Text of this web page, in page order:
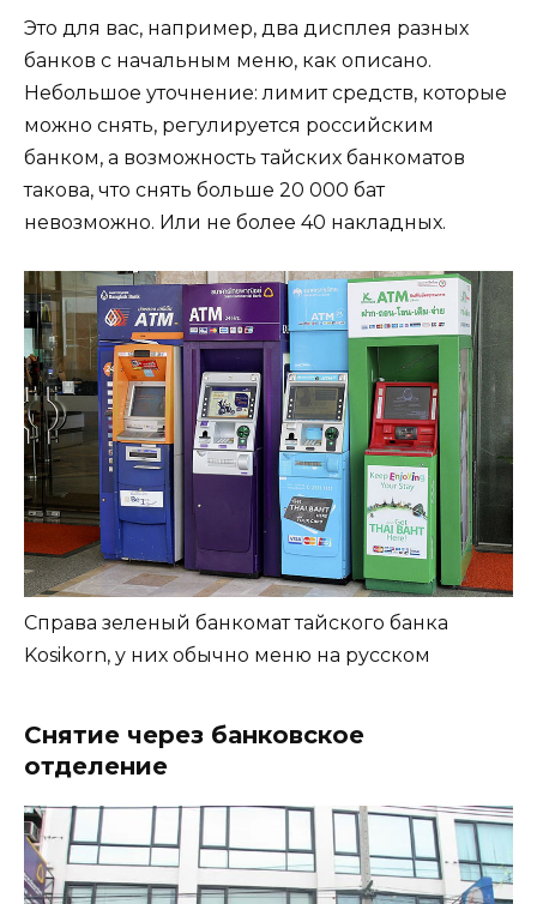
Это для вас, например, два дисплея разных
банков с начальным меню, как описано.
Небольшое уточнение: лимит средств, которые
можно снять, регулируется российским
банком, а возможность тайских банкоматов
такова, что снять больше 20 000 бат
невозможно. Или не более 40 накладных.
Справа зеленый банкомат тайского банка
Kosikorn, у них обычно меню на русском
Снятие через банковское
отделение